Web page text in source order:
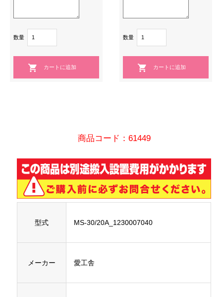
数量 数量
商品コード：61449
型式 MS-30/20A_1230007040
メーカー 愛工舎